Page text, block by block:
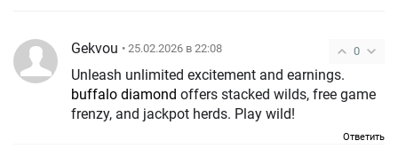
0
Gekvou • 25.02.2026 в 22:08
Unleash unlimited excitement and earnings.
buffalo diamond offers stacked wilds, free game
frenzy, and jackpot herds. Play wild!
Ответить